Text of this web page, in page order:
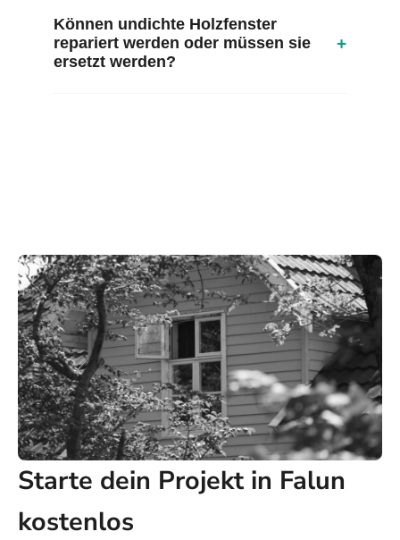
Können undichte Holzfenster
repariert werden oder müssen sie
ersetzt werden?
+
Starte dein Projekt in Falun
kostenlos